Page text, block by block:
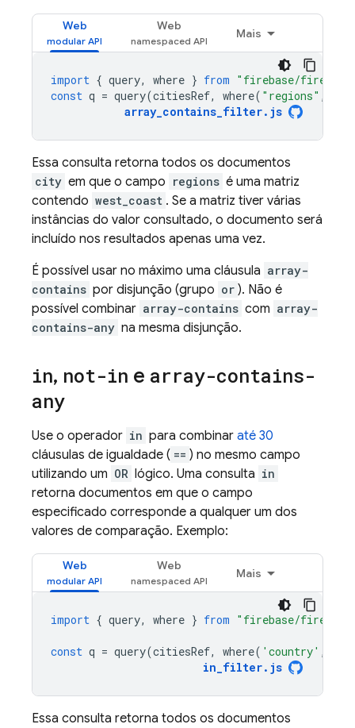
Web Web
Mais
import { query, where } from "firebase/
const q = query(citiesRef, where( "regions" ,
array_contains_filter. js
Essa consulta retorna todos os documentos
city em que o campo regions é uma matriz
contendo west_coast . Se a matriz tiver várias
instâncias do valor consultado, o documento será
incluído nos resultados apenas uma vez.
É possível usar no máximo uma cláusula array-
contains por disjunção (grupo or ). Não é
possível combinar array-contains com array-
contains-any na mesma disjunção.
in, not-in e array-contains-
any
Use o operador in para combinar até 30
cláusulas de igualdade ( == ) no mesmo campo
utilizando um OR lógico. Uma consulta in
retorna documentos em que o campo
especificado corresponde a qualquer um dos
valores de comparação. Exemplo:
Web Web
Mais
import { query, where } from "firebase/
const q = query(citiesRef, where( 'country' ,
in_filter. js
Essa consulta retorna todos os documentos